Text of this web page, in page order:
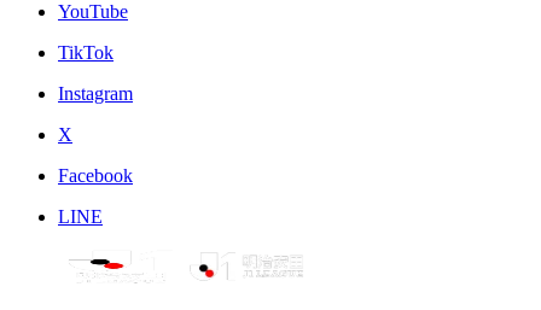
YouTube
TikTok
Instagram
X
Facebook
LINE